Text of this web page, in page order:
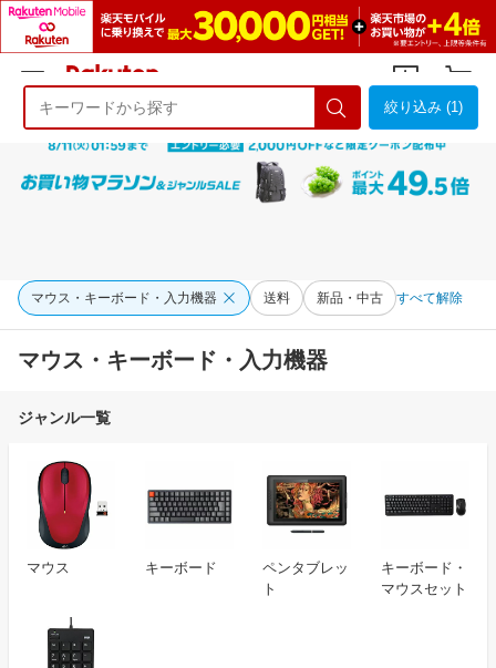
ようこそ 楽天市場へ ログイン
絞り込み (1)
マウス・キーボード・入力機器 送料 新品・中古 すべて解除
マウス・キーボード・入力機器
ジャンル一覧
マウス キーボード
ペンタブレッ
ト
キーボード・
マウスセット